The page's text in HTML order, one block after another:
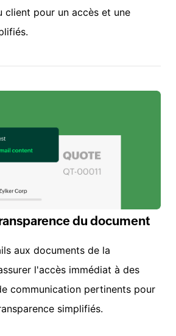
client pour un accès et une
du document
aux documents de la
l'accès immédiat à des
communication pertinents pour
simplifiés.